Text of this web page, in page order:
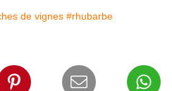
de vignes #rhubarbe